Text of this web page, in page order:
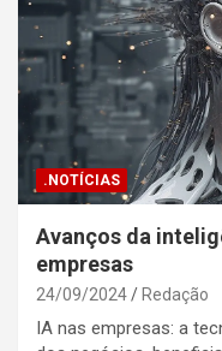
.NOTÍCIAS
Avanços da
empresas
24/09/2024 Redação
IA nas empresas: a